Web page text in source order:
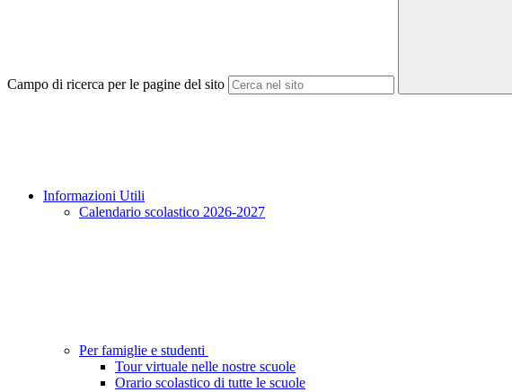
Campo di ricerca per le pagine del sito
Informazioni Utili
Calendario scolastico 2026-2027
Per famiglie e studenti
Tour virtuale nelle nostre scuole
Orario scolastico di tutte le scuole